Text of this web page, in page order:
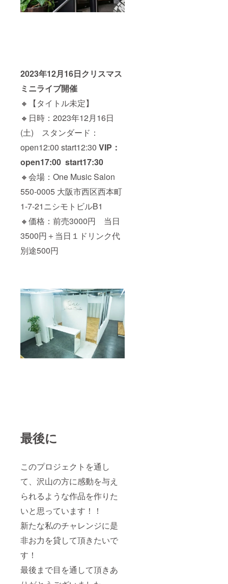
2023年12月16日クリスマス
ミニライブ開催
🔸【タイトル未定】
🔸日時：2023年12月16日
(土) スタンダード：
open12:00 start12:30 VIP：
open17:00 start17:30
🔸会場：One Music Salon
550-0005 大阪市西区西本町
1-7-21ニシモトビルB1
🔸価格：前売3000円 当日
3500円＋当日１ドリンク代
別途500円
最後に
このプロジェクトを通し
て、沢山の方に感動を与え
られるような作品を作りた
いと思っています！！
新たな私のチャレンジに是
非お力を貸して頂きたいで
す！
最後まで目を通して頂きあ